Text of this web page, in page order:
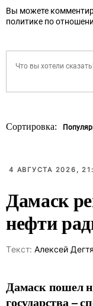
Вы можете
политике по
Сортировка:
4 АВГУСТА 2026,
Дамаск
нефти
Tекст: Алексей
Дамаск пошел
государства –